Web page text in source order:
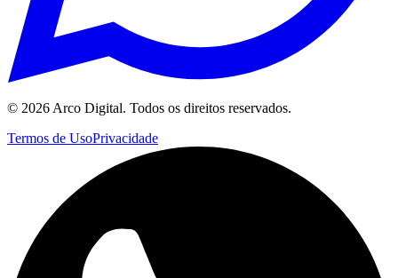
© 2026 Arco Digital. Todos os direitos reservados.
Termos de UsoPrivacidade